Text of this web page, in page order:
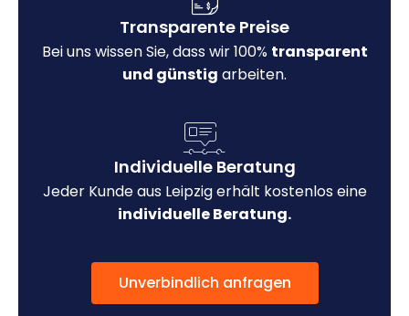
Transparente Preise
Bei uns wissen Sie, dass wir 100% transparent
und günstig arbeiten.
Individuelle Beratung
Jeder Kunde aus Leipzig erhält kostenlos eine
individuelle Beratung.
Unverbindlich anfragen